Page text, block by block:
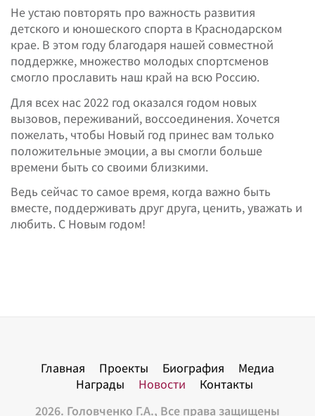
Не устаю повторять про важность развития
детского и юношеского спорта в Краснодарском
крае. В этом году благодаря нашей совместной
поддержке, множество молодых спортсменов
смогло прославить наш край на всю Россию.
Для всех нас 2022 год оказался годом новых
вызовов, переживаний, воссоединения. Хочется
пожелать, чтобы Новый год принес вам только
положительные эмоции, а вы смогли больше
времени быть со своими близкими.
Ведь сейчас то самое время, когда важно быть
вместе, поддерживать друг друга, ценить, уважать и
любить. С Новым годом!
2026. Головченко Г.А., Все права защищены
Главная Проекты Биография
Медиа
Награды
Новости Контакты